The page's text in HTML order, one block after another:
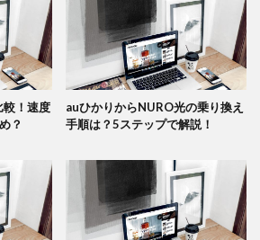
！速度
？
auひかりからNURO光の乗り換え
手順は？5ステップで解説！